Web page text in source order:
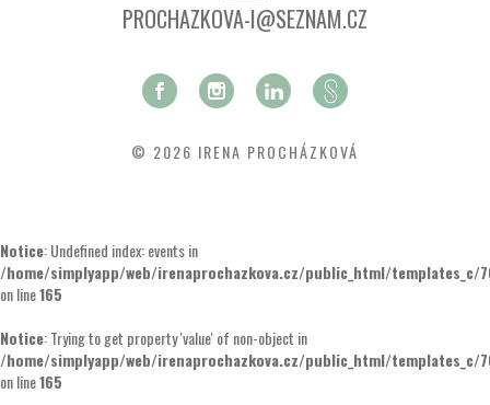
PROCHAZKOVA-I@SEZNAM.CZ
© 2026 IRENA PROCHÁZKOVÁ
Notice: Undefined index: events in
/home/simplyapp/web/irenaprochazkova.cz/public_html/
on line165
Notice: Trying to get property 'value' of non-object in
/home/simplyapp/web/irenaprochazkova.cz/public_html/
on line165